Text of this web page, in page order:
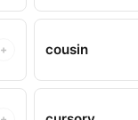
+ cousin